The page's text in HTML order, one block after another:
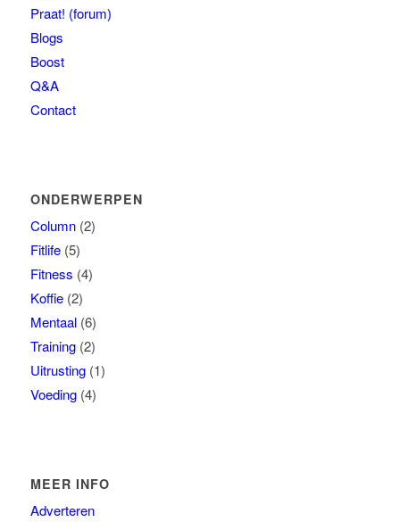
Praat! (forum)
Blogs
Boost
Q&A
Contact
ONDERWERPEN
Column(2)
Fitlife(5)
Fitness (4)
Koffie(2)
Mentaal(6)
Training(2)
Uitrusting(1)
Voeding(4)
MEER INFO
Adverteren